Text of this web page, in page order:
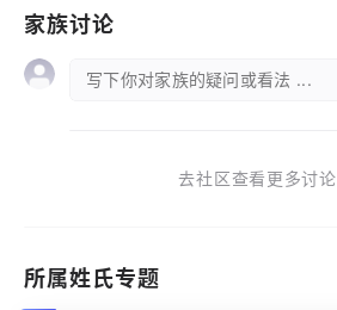
家族讨论
写下你对家族的疑问或看法 ...
去社区查看更多讨论
所属姓氏专题